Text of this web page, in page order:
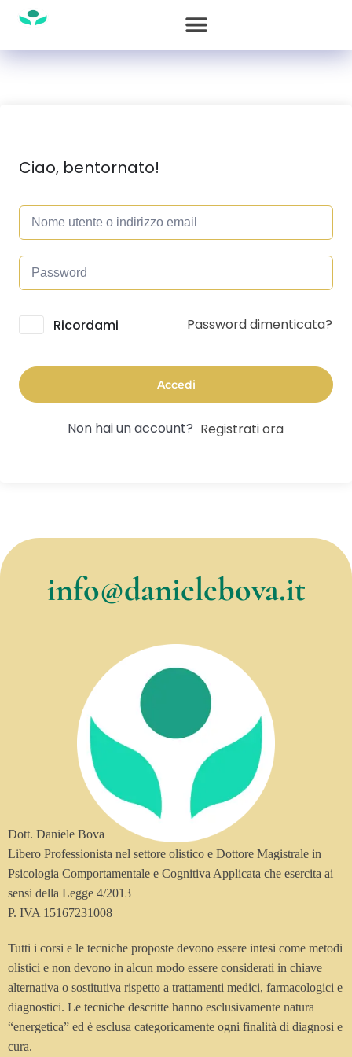
Ciao, bentornato!
Alternative:
Ricordami Password dimenticata?
Accedi
Non hai un account? Registrati ora
info@danielebova.it
Dott. Daniele Bova
Libero Professionista nel settore olistico e Dottore Magistrale in
Psicologia Comportamentale e Cognitiva Applicata che esercita ai
sensi della Legge 4/2013
P. IVA 15167231008
Tutti i corsi e le tecniche proposte devono essere intesi come metodi
olistici e non devono in alcun modo essere considerati in chiave
alternativa o sostitutiva rispetto a trattamenti medici, farmacologici e
diagnostici. Le tecniche descritte hanno esclusivamente natura
“energetica” ed è esclusa categoricamente ogni finalità di diagnosi e
cura.